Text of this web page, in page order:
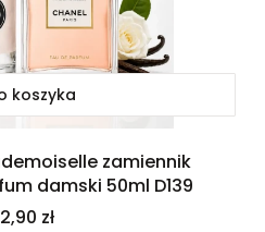
koszyka
zamiennik
damski 50ml D139
zł